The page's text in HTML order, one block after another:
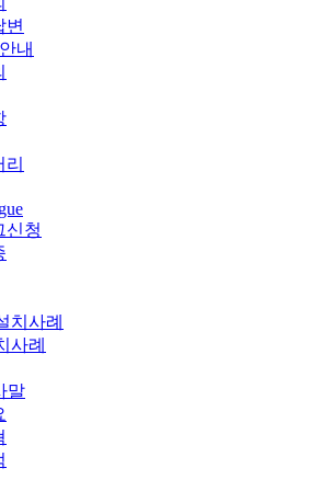
변
내
신청
치사례
사례
말